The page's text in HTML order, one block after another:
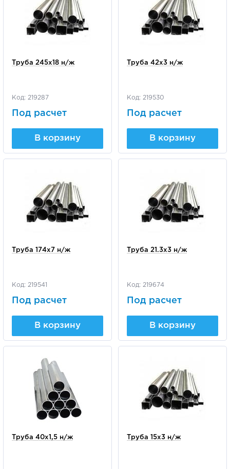
Труба 245х18 н/ж
Код: 219287
Под расчет
В корзину
Труба 42х3 н/ж
Код: 219530
Под расчет
В корзину
Труба 174х7 н/ж
Код: 219541
Под расчет
В корзину
Труба 21.3х3 н/ж
Код: 219674
Под расчет
В корзину
Труба 40х1,5 н/ж Труба 15х3 н/ж